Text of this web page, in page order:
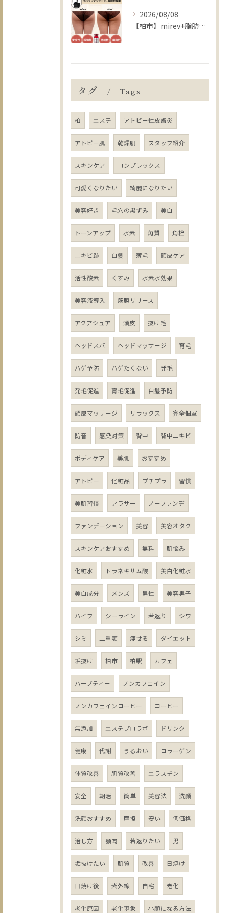
2026/08/08
【柏市】mirev+脂肪分解マッサージ+プラズマ+脂肪分解剤導入👐
タグ Tags
柏 エステ アトピー性皮膚炎
アトピー肌 乾燥肌 スタッフ紹介
スキンケア コンプレックス
可愛くなりたい 綺麗になりたい
美容好き 毛穴の黒ずみ 美白
トーンアップ 水素 角質 角栓
ニキビ跡 白髪 薄毛 頭皮ケア
活性酸素 くすみ 水素水効果
美容液導入 筋膜リリース
アクアシュア 頭皮 抜け毛
ヘッドスパ ヘッドマッサージ 育毛
ハゲ予防 ハゲたくない 発毛
発毛促進 育毛促進 白髪予防
頭皮マッサージ リラックス 完全個室
防音 感染対策 背中 背中ニキビ
ボディケア 美肌 おすすめ
アトピー 化粧品 プチプラ 習慣
美肌習慣 アラサー ノーファンデ
ファンデーション 美容 美容オタク
スキンケアおすすめ 無料 肌悩み
化粧水 トラネキサム酸 美白化粧水
美白成分 メンズ 男性 美容男子
ハイフ シーライン 若返り シワ
シミ 二重顎 痩せる ダイエット
垢抜け 柏市 柏駅 カフェ
ハーブティー ノンカフェイン
ノンカフェインコーヒー コーヒー
無添加 エステプロラボ ドリンク
健康 代謝 うるおい コラーゲン
体質改善 肌質改善 エラスチン
安全 朝活 簡単 美容法 洗顔
洗顔おすすめ 摩擦 安い 低価格
治し方 顎肉 若返りたい 男
垢抜けたい 肌質 改善 日焼け
日焼け後 紫外線 自宅 老化
老化原因 老化現象 小顔になる方法